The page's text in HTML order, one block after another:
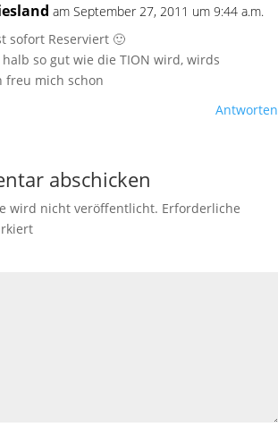
am September 27, 2011 um 9:44 a.m.
sofort Reserviert 🙂
so gut wie die TION wird, wirds
freu mich schon
Antworten
abschicken
wird nicht veröffentlicht. Erforderliche